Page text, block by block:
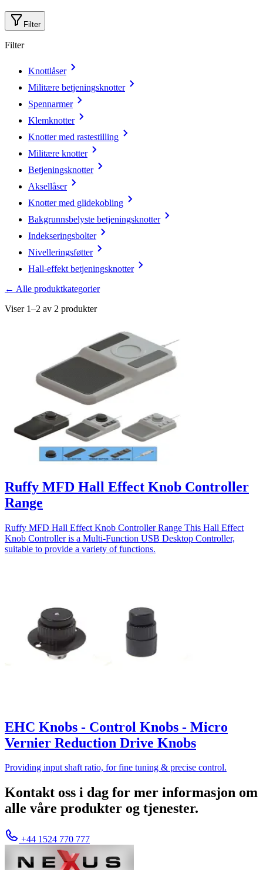
Filter
Filter
Knottlåser
Militære betjeningsknotter
Spennarmer
Klemknotter
Knotter med rastestilling
Militære knotter
Betjeningsknotter
Aksellåser
Knotter med glidekobling
Bakgrunnsbelyste betjeningsknotter
Indekseringsbolter
Nivelleringsføtter
Hall-effekt betjeningsknotter
← Alle produktkategorier
Viser 1–2 av 2 produkter
Ruffy MFD Hall Effect Knob Controller
Range
Ruffy MFD Hall Effect Knob Controller Range This Hall Effect
Knob Controller is a Multi-Function USB Desktop Controller,
suitable to provide a variety of functions.
EHC Knobs - Control Knobs - Micro
Vernier Reduction Drive Knobs
Providing input shaft ratio, for fine tuning & precise control.
Kontakt oss i dag for mer informasjon om
alle våre produkter og tjenester.
+44 1524 770 777